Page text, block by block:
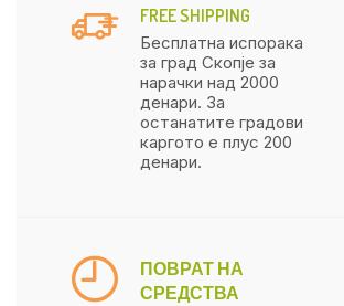
FREE SHIPPING
Бесплатна испорака
за град Скопје за
нарачки над 2000
денари. За
останатите градови
каргото е плус 200
денари.
ПОВРАТ НА
СРЕДСТВА